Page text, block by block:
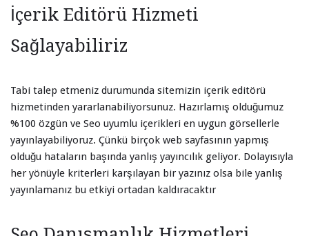
İçerik Editörü Hizmeti
Sağlayabiliriz
Tabi talep etmeniz durumunda sitemizin içerik editörü
hizmetinden yararlanabiliyorsunuz. Hazırlamış olduğumuz
%100 özgün ve Seo uyumlu içerikleri en uygun görsellerle
yayınlayabiliyoruz. Çünkü birçok web sayfasının yapmış
olduğu hataların başında yanlış yayıncılık geliyor. Dolayısıyla
her yönüyle kriterleri karşılayan bir yazınız olsa bile yanlış
yayınlamanız bu etkiyi ortadan kaldıracaktır